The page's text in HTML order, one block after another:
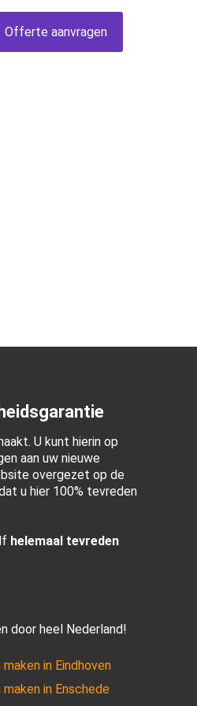
Offerte aanvragen
U kunt hierin op
aan uw nieuwe
overgezet op de
u hier 100% tevreden
helemaal tevreden
door heel Nederland!
in Eindhoven
in Enschede